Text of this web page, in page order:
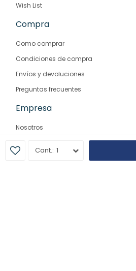
1
Wish List
Compra
Como comprar
Condiciones de compra
Envíos y devoluciones
Preguntas frecuentes
Empresa
Nosotros